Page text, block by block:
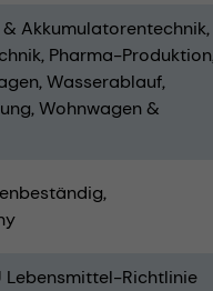
Akkumulatorentechnik
Pharma-Produktion
Wasserablauf
Wohnwagen &
Lebensmittel-Richtlinie